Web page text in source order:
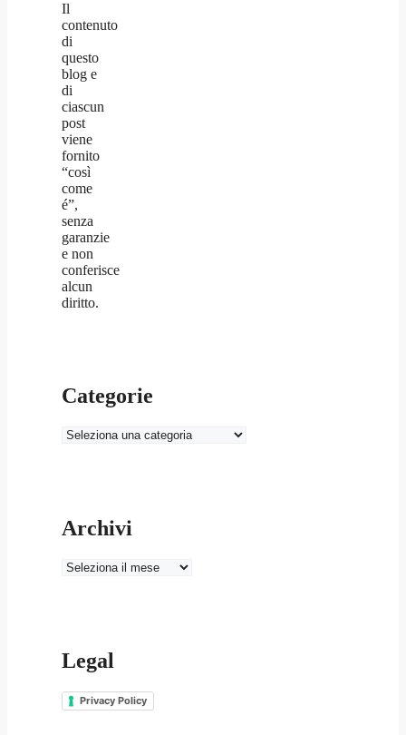
Il
contenuto
di
questo
blog e
di
ciascun
post
viene
fornito
“così
come
é”,
senza
garanzie
e non
conferisce
alcun
diritto.
Categorie
Categorie
Archivi
Archivi
Legal
Privacy Policy